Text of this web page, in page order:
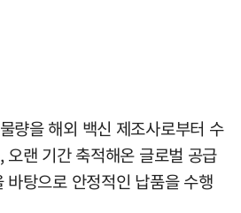
량을 해외 백신 제조사로부터 수
오랜 기간 축적해온 글로벌 공급
바탕으로 안정적인 납품을 수행